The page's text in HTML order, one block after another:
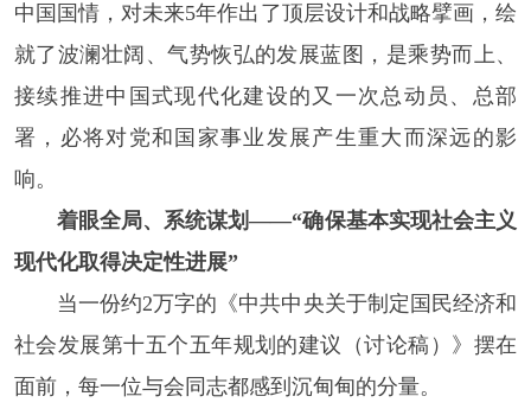
中国国情，对未来5年作出了顶层设计和战略擘画，绘
就了波澜壮阔、气势恢弘的发展蓝图，是乘势而上、
接续推进中国式现代化建设的又一次总动员、总部
署，必将对党和国家事业发展产生重大而深远的影
响。
着眼全局、系统谋划——“确保基本实现社会主义
现代化取得决定性进展”
当一份约2万字的《中共中央关于制定国民经济和
社会发展第十五个五年规划的建议（讨论稿）》摆在
面前，每一位与会同志都感到沉甸甸的分量。